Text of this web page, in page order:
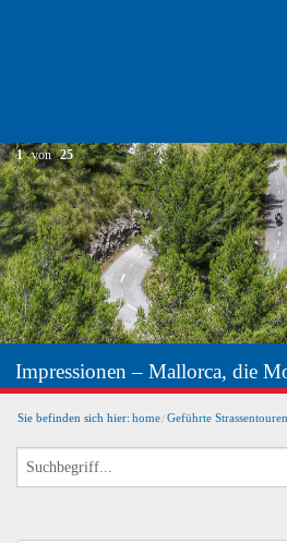
Impressionen – Mallorca, die
1 von 25
Sie befinden sich hier: home Geführte Strassentouren